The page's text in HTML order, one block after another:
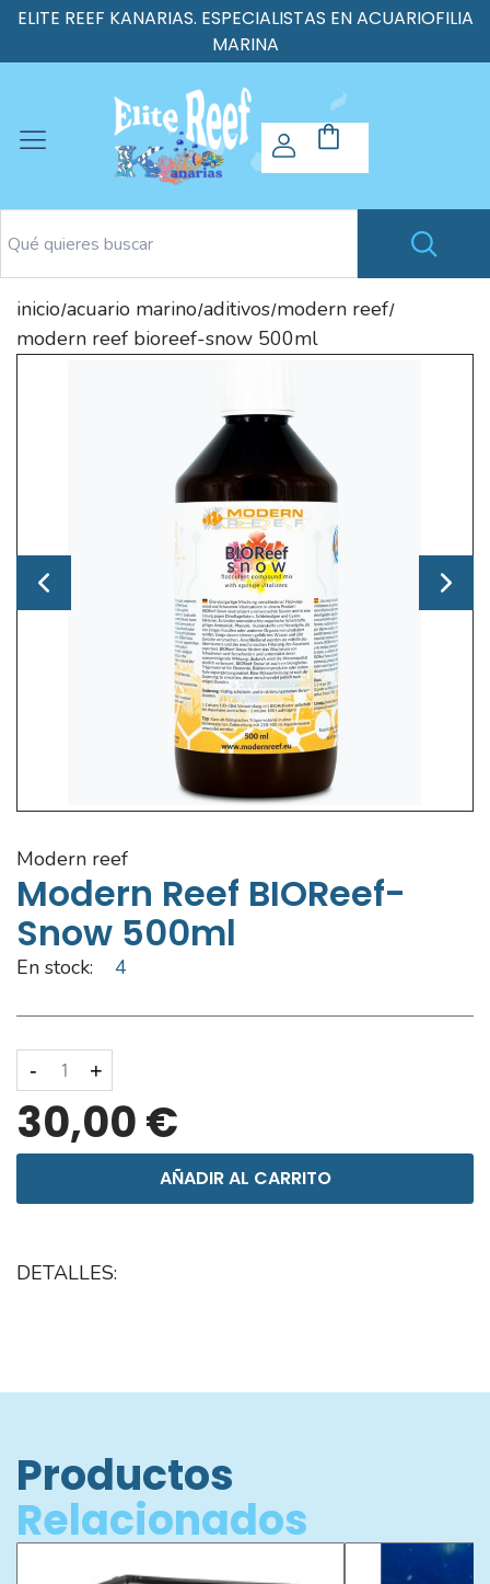
ELITE REEF KANARIAS. ESPECIALISTAS EN ACUARIOFILIA
MARINA
inicio/acuario marino/aditivos/modern reef/
modern reef bioreef-snow 500ml
modern reef
Modern Reef BIOReef-
Snow 500ml
En stock: 4
- +
30,00 €
AÑADIR AL CARRITO
DETALLES:
Productos
Relacionados